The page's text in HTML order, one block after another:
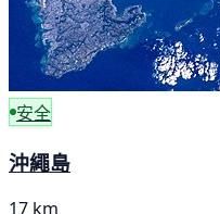
安全
沖繩島
17 km